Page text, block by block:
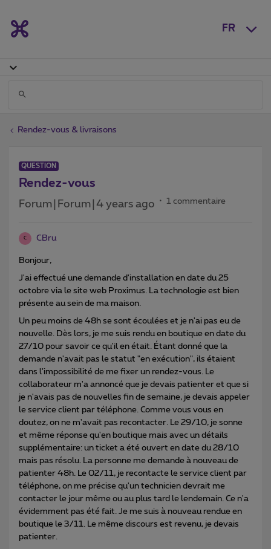
FR
Rendez-vous & livraisons
QUESTION
Rendez-vous
Forum|Forum|4 years ago 1 commentaire
C CBru
Bonjour,
J'ai effectué une demande d'installation en date du 25
octobre via le site web Proximus. La technologie est bien
présente au sein de ma maison.
Un peu moins de 48h se sont écoulées et je n'ai pas eu de
nouvelle. Dès lors, je me suis rendu en boutique en date du
27/10 pour savoir ce qu'il en était. Étant donné que la
demande n'avait pas le statut "en exécution", ils étaient
dans l'impossibilité de me fixer un rendez-vous. Le
collaborateur m'a annoncé que je devais patienter et que si
je n'avais pas de nouvelles fin de semaine, je devais appeler
le service client par téléphone. Comme vous vous en
doutez, on ne m'avait pas recontacter. Le 29/10, je sonne
et même réponse qu'en boutique mais avec un détails
supplémentaire: un ticket a été ouvert en date du 28/10
mais pas résolu. La personne me demande à nouveau de
patienter 48h. Le 02/11, je recontacte le service client par
téléphone, on me précise qu'un technicien devrait me
contacter le jour même ou au plus tard le lendemain. Ce n'a
évidemment pas été fait. Je me suis à nouveau rendue en
boutique le 3/11. Le même discours est revenu, je devais
patienter.